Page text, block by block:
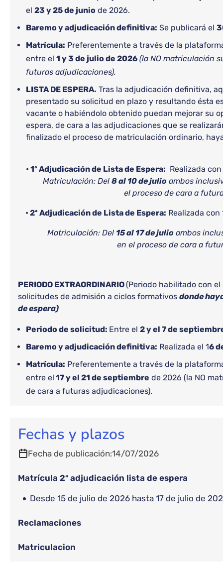
el 23 y 25 de junio de 2026.
Baremo y adjudicación definitiva: Se publicará el
Matrícula: Preferentemente a través de la
entre el 1 y 3 de julio de 2026 (la NO matriculación
futuras adjudicaciones).
LISTA DE ESPERA. Tras la adjudicación definitiva,
presentado su solicitud en plazo y resultando ésta
vacante o habiéndolo obtenido puedan mejorar su
espera, de cara a las adjudicaciones que se
finalizado el proceso de matriculación ordinario,
• 1ª Adjudicación de Lista de Espera: Realizada
Matriculación: Del 8 al 10 de julioambos
el proceso de cara a
• 2ª Adjudicación de Lista de Espera: Realizada
Matriculación: Del 15 al 17 de julioambos
en el proceso de cara a
PERIODO EXTRAORDINARIO (Periodo habilitado con
solicitudes de admisión a ciclos formativos donde
de espera)
Periodo de solicitud: Entre el 2 y el 7 de
Baremo y adjudicación definitiva: Realizada el 16
Matrícula: Preferentemente a través de la
entre el 17 y el 21 de septiembre de 2026 (la NO
de cara a futuras adjudicaciones).
Fechas y plazos
Fecha de publicación 14/07/2026
Matrícula 2ª adjudicación lista de espera
desde 15 de julio de 2026 hasta 17 de julio de
Reclamaciones
Matriculacion